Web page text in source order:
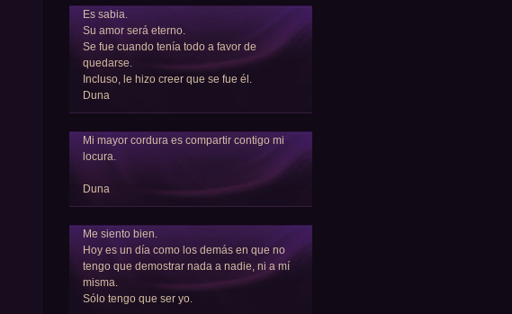
Es sabia.
Su amor será eterno.
Se fue cuando tenía todo a favor de
quedarse.
Incluso, le hizo creer que se fue él.
Duna
Mi mayor cordura es compartir contigo mi
locura.
Duna
Me siento bien.
Hoy es un día como los demás en que no
tengo que demostrar nada a nadie, ni a mí
misma.
Sólo tengo que ser yo.